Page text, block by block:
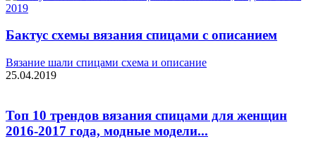
Бактус схемы вязания спицами с описанием
Вязание шали спицами схема и описание
25.04.2019
Топ 10 трендов вязания спицами для женщин
2016-2017 года, модные модели...